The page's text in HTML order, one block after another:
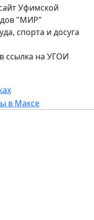
Уфимской
"МИР"
спорта и досуга
ссылка на УГОИ